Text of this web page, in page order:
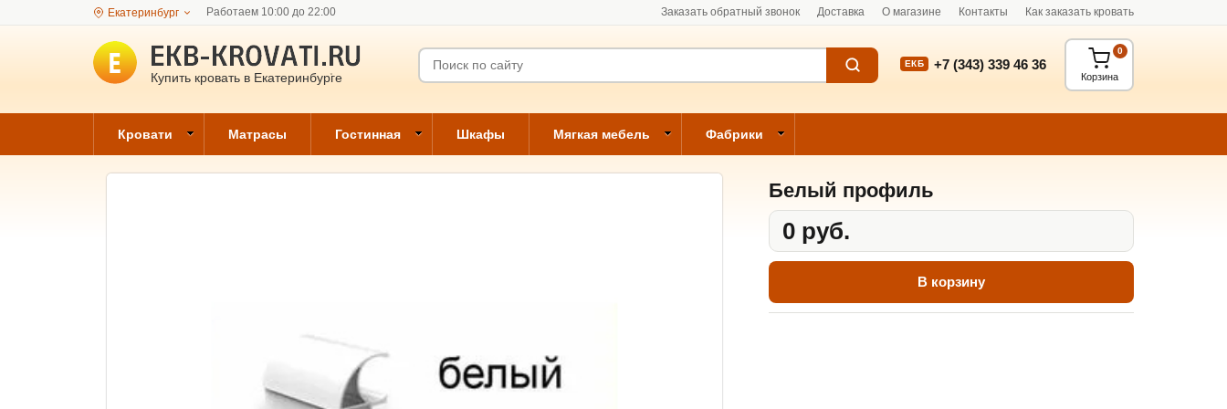
Екатеринбург Работаем 10:00 до 22:00 Заказать обратный звонок Доставка О магазине Контакты Как заказать кровать
Купить кровать в Екатеринбурге
ЕКБ +7 (343) 339 46 36
Корзина
0
Кровати Матрасы Гостинная Шкафы Мягкая мебель Фабрики
Белый профиль
0 руб.
В корзину